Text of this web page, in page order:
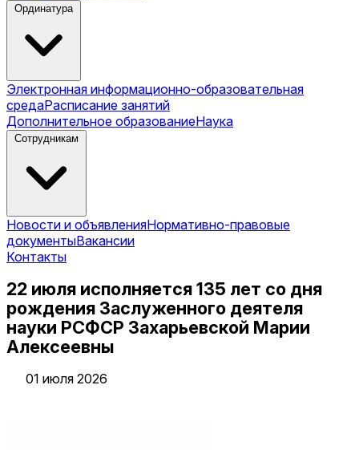
Ординатура
Электронная информационно-образовательная
средаРасписание занятий
Дополнительное образованиеНаука
Сотрудникам
Новости и объявленияНормативно-правовые
документыВакансии
Контакты
22 июля исполняется 135 лет со дня
рождения Заслуженного деятеля
науки РСФСР Захарьевской Марии
Алексеевны
01 июля 2026